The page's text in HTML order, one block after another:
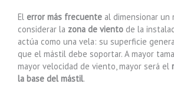
El error más frecuente al dimensionar un
considerar la zona de viento de la
actúa como una vela: su superficie
que el mástil debe soportar. A mayor
mayor velocidad de viento, mayor será el
la base del mástil.